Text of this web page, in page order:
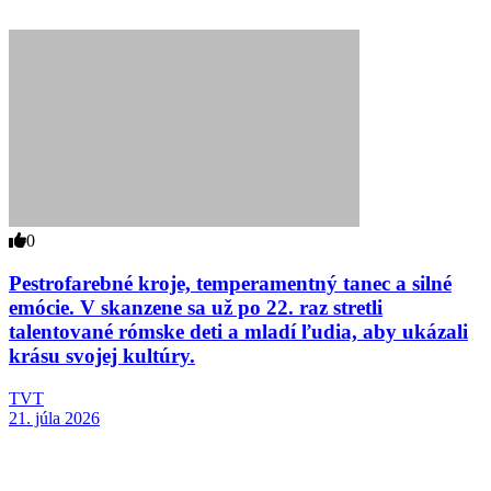
0
Pestrofarebné kroje, temperamentný tanec a silné
emócie. V skanzene sa už po 22. raz stretli
talentované rómske deti a mladí ľudia, aby ukázali
krásu svojej kultúry.
TVT
21. júla 2026